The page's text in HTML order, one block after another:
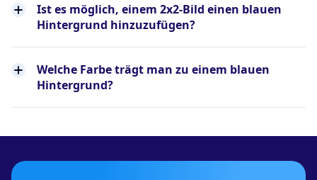
Ist es möglich, einem 2x2-Bild einen blauen
Hintergrund hinzuzufügen?
Welche Farbe trägt man zu einem blauen
Hintergrund?